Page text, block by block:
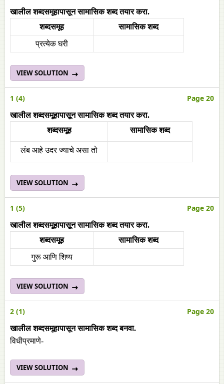
खालील शब्दसमूहापासून सामासिक शब्द तयार करा.
शब्दसमूह
सामासिक शब्द
प्रत्येक घरी
VIEW SOLUTION
1 (4) Page 20
खालील शब्दसमूहापासून सामासिक शब्द तयार करा.
शब्दसमूह
सामासिक शब्द
लंब आहे उदर ज्याचे असा तो
VIEW SOLUTION
1 (5) Page 20
खालील शब्दसमूहापासून सामासिक शब्द तयार करा.
शब्दसमूह
सामासिक शब्द
गुरू आणि शिष्य
VIEW SOLUTION
2 (1) Page 20
खालील शब्दसमूहापासून सामासिक शब्द बनवा.
विधीप्रमाणे-
VIEW SOLUTION